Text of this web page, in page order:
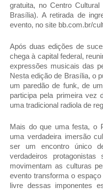
gratuita, no Centro
Brasília). A retirada de
evento, no site bb.com.br/
Após duas edições de
chega à capital federal,
expressões musicais das
Nesta edição de Brasília, o
um paredão de funk, de
participa pela primeira
uma tradicional radiola de
Mais do que uma festa, o
uma verdadeira imersão
ser um encontro único
verdadeiros
movimentam as culturas
evento transforma o
livre dessas imponentes